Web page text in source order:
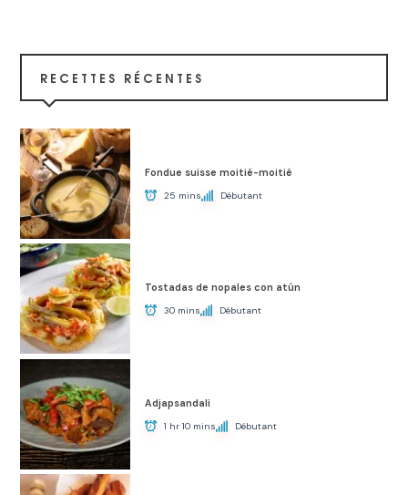
RECETTES RÉCENTES
Fondue suisse moitié-moitié
25 mins Débutant
Tostadas de nopales con atún
30 mins Débutant
Adjapsandali
1 hr 10 mins Débutant